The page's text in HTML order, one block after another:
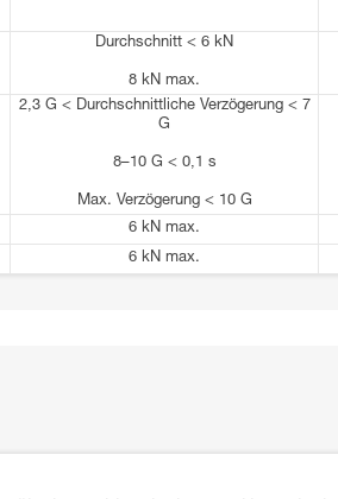
Durchschnitt < 6 kN
8 kN max.
2,3 G < Durchschnittliche Verzögerung < 7
G
8–10 G < 0,1 s
Max. Verzögerung < 10 G
6 kN max.
6 kN max.